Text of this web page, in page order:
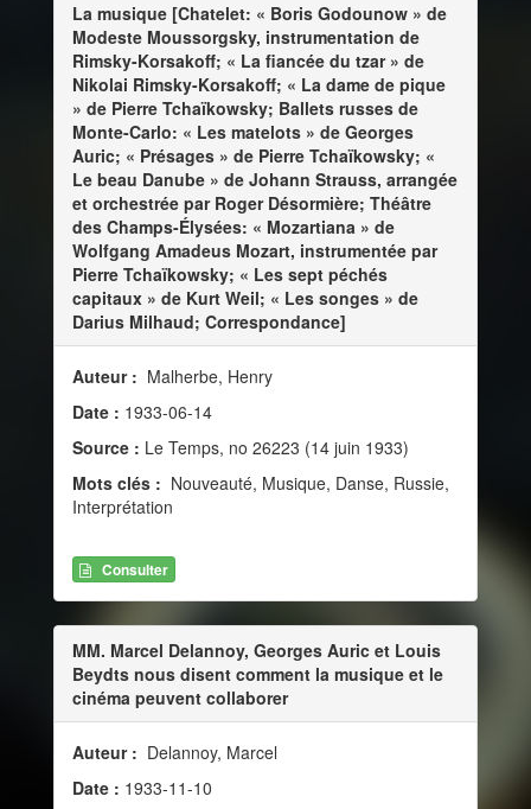
La musique [Chatelet: « Boris Godounow » de
Modeste Moussorgsky, instrumentation de
Rimsky-Korsakoff; « La fiancée du tzar » de
Nikolai Rimsky-Korsakoff; « La dame de pique
» de Pierre Tchaïkowsky; Ballets russes de
Monte-Carlo: « Les matelots » de Georges
Auric; « Présages » de Pierre Tchaïkowsky; «
Le beau Danube » de Johann Strauss, arrangée
et orchestrée par Roger Désormière; Théâtre
des Champs-Élysées: « Mozartiana » de
Wolfgang Amadeus Mozart, instrumentée par
Pierre Tchaïkowsky; « Les sept péchés
capitaux » de Kurt Weil; « Les songes » de
Darius Milhaud; Correspondance]
Auteur : Malherbe, Henry
Date : 1933-06-14
Source : Le Temps, no 26223 (14 juin 1933)
Mots clés : Nouveauté, Musique, Danse, Russie,
Interprétation
Consulter
MM. Marcel Delannoy, Georges Auric et Louis
Beydts nous disent comment la musique et le
cinéma peuvent collaborer
Auteur : Delannoy, Marcel
Date : 1933-11-10